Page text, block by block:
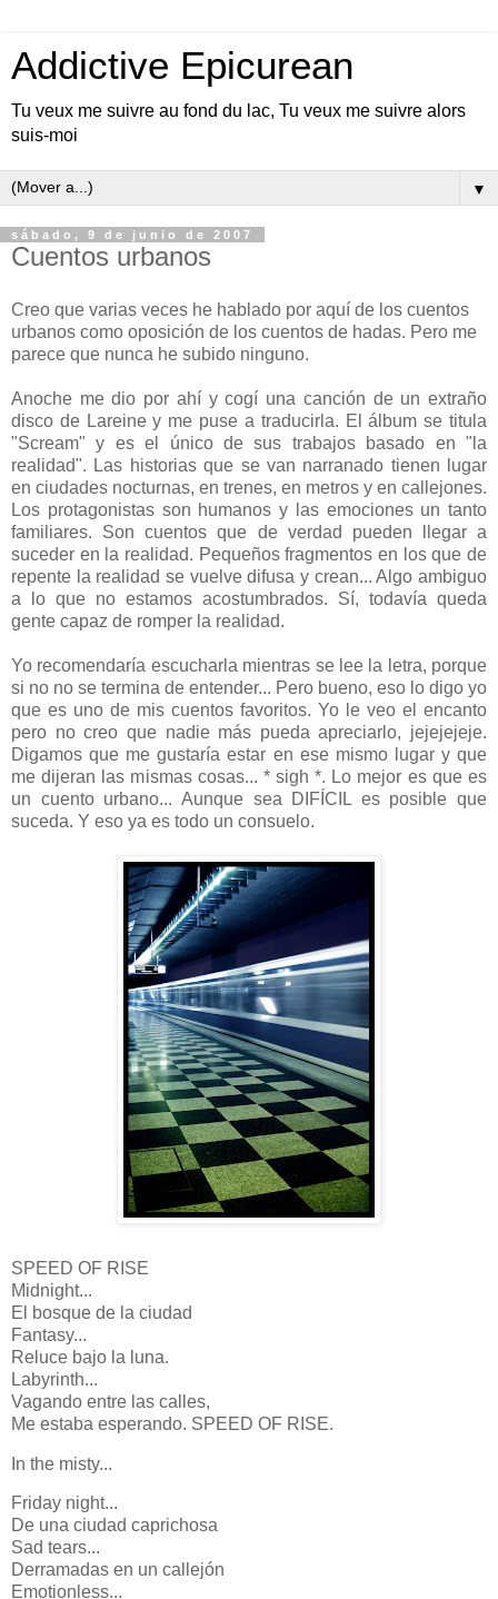
Addictive Epicurean
Tu veux me suivre au fond du lac, Tu veux me suivre alors
suis-moi
▼
sábado, 9 de junio de 2007
Cuentos urbanos
Creo que varias veces he hablado por aquí de los cuentos
urbanos como oposición de los cuentos de hadas. Pero me
parece que nunca he subido ninguno.
Anoche me dio por ahí y cogí una canción de un extraño
disco de Lareine y me puse a traducirla. El álbum se titula
"Scream" y es el único de sus trabajos basado en "la
realidad". Las historias que se van narranado tienen lugar
en ciudades nocturnas, en trenes, en metros y en callejones.
Los protagonistas son humanos y las emociones un tanto
familiares. Son cuentos que de verdad pueden llegar a
suceder en la realidad. Pequeños fragmentos en los que de
repente la realidad se vuelve difusa y crean... Algo ambiguo
a lo que no estamos acostumbrados. Sí, todavía queda
gente capaz de romper la realidad.
Yo recomendaría escucharla mientras se lee la letra, porque
si no no se termina de entender... Pero bueno, eso lo digo yo
que es uno de mis cuentos favoritos. Yo le veo el encanto
pero no creo que nadie más pueda apreciarlo, jejejejeje.
Digamos que me gustaría estar en ese mismo lugar y que
me dijeran las mismas cosas... * sigh *. Lo mejor es que es
un cuento urbano... Aunque sea DIFÍCIL es posible que
suceda. Y eso ya es todo un consuelo.
SPEED OF RISE
Midnight...
El bosque de la ciudad
Fantasy...
Reluce bajo la luna.
Labyrinth...
Vagando entre las calles,
Me estaba esperando. SPEED OF RISE.
In the misty...
Friday night...
De una ciudad caprichosa
Sad tears...
Derramadas en un callejón
Emotionless...